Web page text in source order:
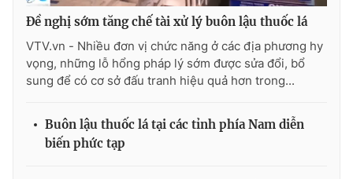
Video Shorts video
VTV Money VTV Thể thao
Thị trường 24h
Đề nghị sớm tăng chế tài xử lý buôn lậu thuốc lá
VTV.vn - Nhiều đơn vị chức năng ở các địa phương hy
vọng, những lỗ hổng pháp lý sớm được sửa đổi, bổ
sung để có cơ sở đấu tranh hiệu quả hơn trong...
Buôn lậu thuốc lá tại các tỉnh phía Nam diễn
biến phức tạp